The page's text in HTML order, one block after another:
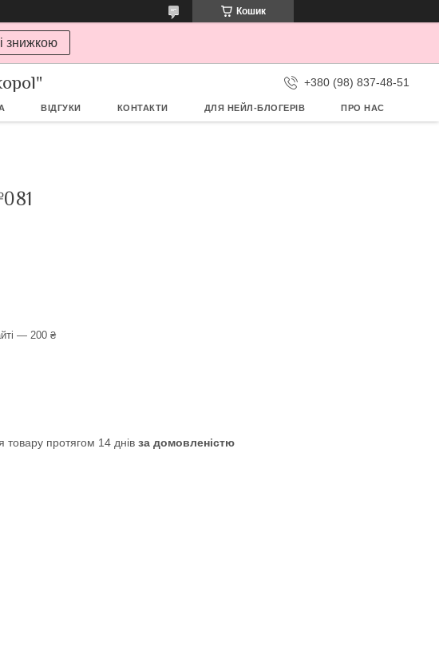
Кошик
знижкою
+380 (98) 837-48-51
ВІДГУКИ КОНТАКТИ ДЛЯ НЕЙЛ-БЛОГЕРІВ ПРО НАС
— 200 ₴
товару протягом 14 днів за домовленістю